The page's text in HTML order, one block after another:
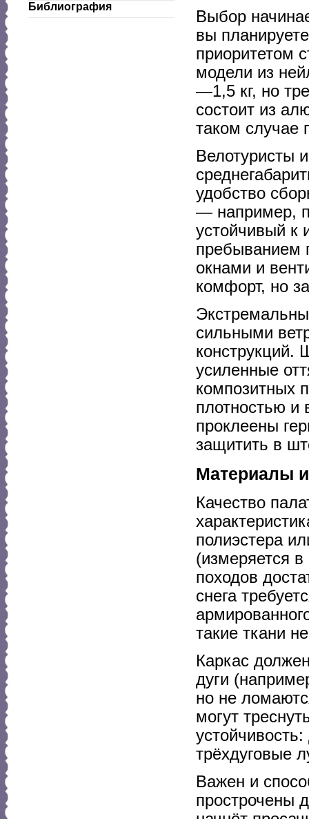
Библиография
Выбор
вы
приоритетом
модели из
—1,5 кг, но
состоит из
таком случае
Велотуристы
удобство
— например,
устойчивый к
пребыванием
окнами и
комфорт, но
сильными
усиленные
композитных
плотностью
проклеены
защитить в
Материалы и
Качество
полиэстера
(измеряется
походов
снега
такие ткани
Каркас
дуги
но не
могут
трёхдуговые
Важен и
прострочены